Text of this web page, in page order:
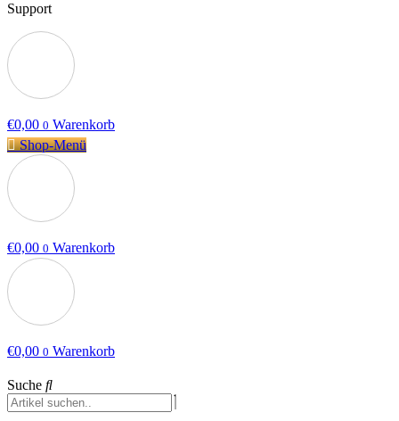
Support
€0,00 0 Warenkorb
Shop-Menü
€0,00 0 Warenkorb
€0,00 0 Warenkorb
Suche